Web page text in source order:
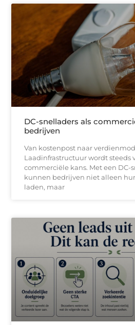
DC-snelladers als
bedrijven
Van kostenpost naar
Laadinfrastructuur wordt steeds
commerciële kans. Met een
kunnen bedrijven niet alleen
laden, maar